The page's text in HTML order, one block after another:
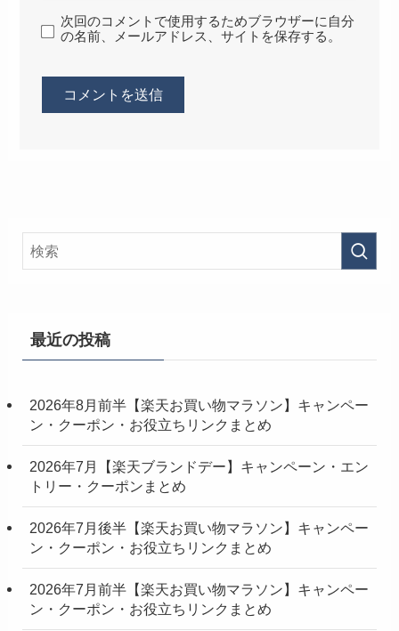
次回のコメントで使用するためブラウザーに自分
の名前、メールアドレス、サイトを保存する。
最近の投稿
2026年8月前半【楽天お買い物マラソン】キャンペー
ン・クーポン・お役立ちリンクまとめ
2026年7月【楽天ブランドデー】キャンペーン・エン
トリー・クーポンまとめ
2026年7月後半【楽天お買い物マラソン】キャンペー
ン・クーポン・お役立ちリンクまとめ
2026年7月前半【楽天お買い物マラソン】キャンペー
ン・クーポン・お役立ちリンクまとめ